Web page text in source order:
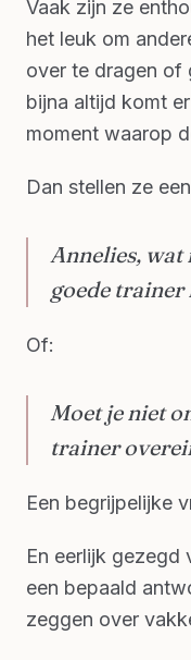
Vaak zijn ze
het leuk om
over te dragen of
bijna altijd komt
moment waarop
Dan stellen ze
Annelies, wat
goede
Of:
Moet je niet
trainer
Een begrijpelijke
En eerlijk gezegd
een bepaald
zeggen over